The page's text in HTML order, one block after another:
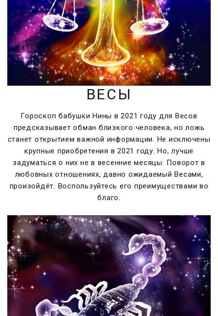
ВЕСЫ
Гороскоп бабушки Нины в 2021 году для Весов
предсказывает обман близкого человека, но ложь
станет открытием важной информации. Не исключены
крупные приобретения в 2021 году. Но, лучше
задуматься о них не в весенние месяцы. Поворот в
любовных отношениях, давно ожидаемый Весами,
произойдёт. Воспользуйтесь его преимуществами во
благо.